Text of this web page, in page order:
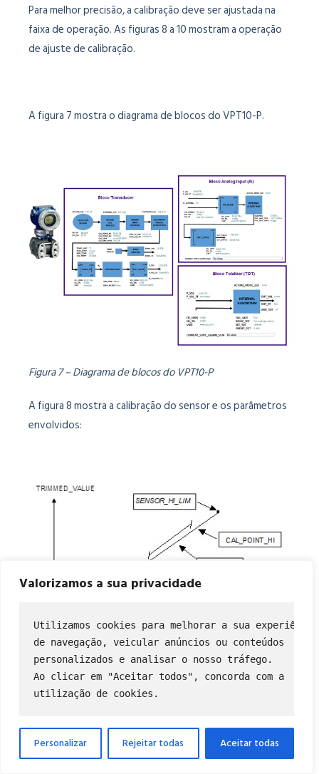
Valorizamos a sua privacidade
Utilizamos cookies para melhorar a sua experiência
de navegação, veicular anúncios ou conteúdos
personalizados e analisar o nosso tráfego.
Ao clicar em "Aceitar todos", concorda com a
utilização de cookies.
Personalizar Rejeitar todas Aceitar todas
Para melhor precisão, a calibração deve ser ajustada na
faixa de operação. As figuras 8 a 10 mostram a operação
de ajuste de calibração.
A figura 7 mostra o diagrama de blocos do VPT10-P.
Figura 7 – Diagrama de blocos do VPT10-P
A figura 8 mostra a calibração do sensor e os parâmetros
envolvidos:
Figura 8 – Calibração do sensor
Via ferramenta de configuração
Pelo menu de calibração, o usuário pode efetuar a